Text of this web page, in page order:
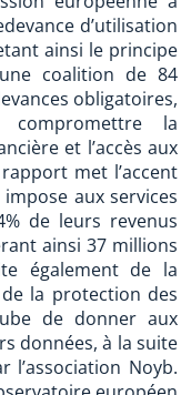
d’utilisation
ainsi le principe
coalition de 84
obligatoires,
compromettre la
et l’accès aux
met l’accent
aux services
de leurs revenus
ainsi 37 millions
également de la
la protection des
de donner aux
données, à la suite
l’association Noyb.